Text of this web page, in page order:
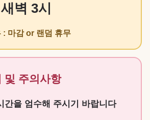
벽 3시
마감 or 랜덤 휴무
및 주의사항
간을 엄수해 주시기 바랍니다